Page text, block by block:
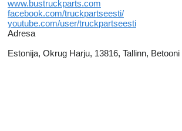
www.bustruckparts.com
facebook.com/truckpartseesti/
youtube.com/user/truckpartseesti
Adresa
Estonija, Okrug Harju, 13816, Tallinn, Betooni